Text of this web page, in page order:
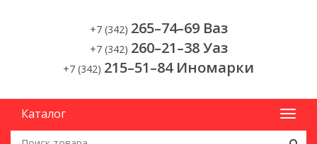
+7 (342) 265–74–69 Ваз
+7 (342) 260–21–38 Уаз
+7 (342) 215–51–84 Иномарки
Каталог